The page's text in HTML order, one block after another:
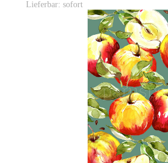
Lieferbar: sofort